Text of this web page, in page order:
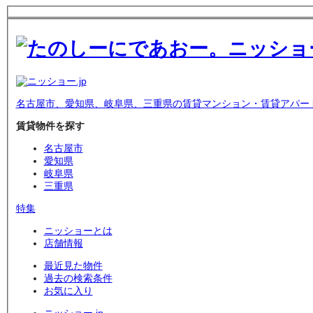
名古屋市、愛知県、岐阜県、三重県の賃貸マンション・賃貸アパー
賃貸物件を探す
名古屋市
愛知県
岐阜県
三重県
特集
ニッショーとは
店舗情報
最近見た物件
過去の検索条件
お気に入り